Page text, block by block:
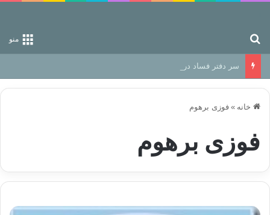
منو
سر دفتر فساد در زمین‌، دوری وکناره‌گیری از راه خداست‌!
خانه » فوزی برهوم
فوزی برهوم